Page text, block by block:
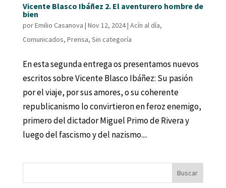
Vicente Blasco Ibáñez 2. El aventurero hombre de
bien
porEmilio Casanova | Nov 12, 2024| Acín al día,
Comunicados, Prensa, Sin categoría
En esta segunda entrega os presentamos nuevos
escritos sobre Vicente Blasco Ibáñez: Su pasión
por el viaje, por sus amores, o su coherente
republicanismo lo convirtieron en feroz enemigo,
primero del dictador Miguel Primo de Rivera y
luego del fascismo y del nazismo....